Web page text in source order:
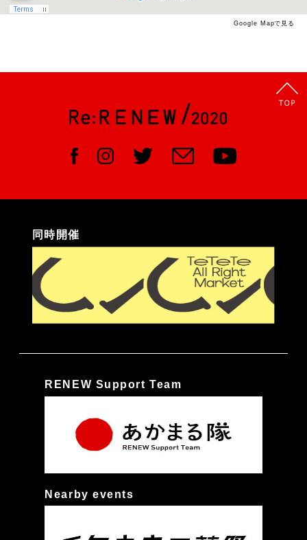
Google Mapで見る
同時開催
RENEW Support Team
Nearby events